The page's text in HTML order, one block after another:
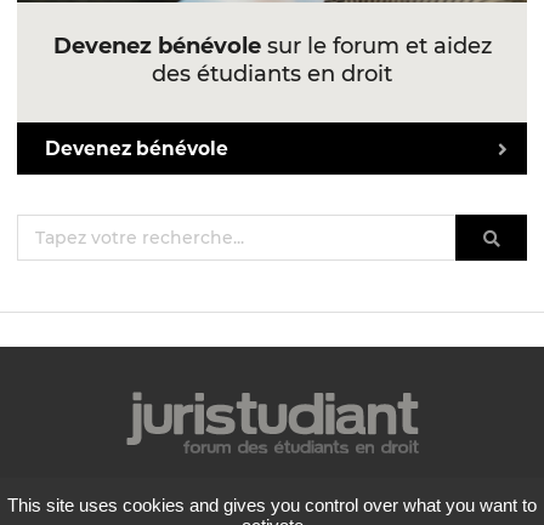
Devenez bénévolesur le forum et aidez
des étudiants en droit
Devenez bénévole
Mentions légales
This site uses cookies and gives you control over what you want to